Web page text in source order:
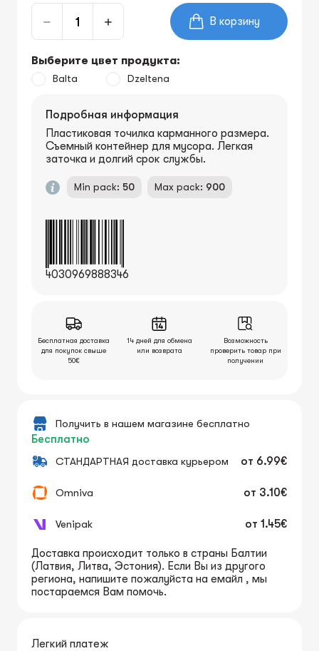
В корзину
Выберите цвет продукта:
Balta Dzeltena
Подробная информация
Пластиковая точилка карманного размера.
Съемный контейнер для мусора. Легкая
заточка и долгий срок службы.
Min pack: 50 Max pack: 900
4030969888346
Бесплатная доставка
для покупок свыше
50€
14 дней для обмена
или возврата
Возможность
проверить товар при
получении
Получить в нашем магазине бесплатно
Бесплатно
СТАНДАРТНАЯ доставка курьером
от 6.99€
Omniva от 3.10€
Venipak от 1.45€
Доставка происходит только в страны Балтии
(Латвия, Литва, Эстония). Если Вы из другого
региона, напишите пожалуйста на емайл , мы
постараемся Вам помочь.
Легкий платеж